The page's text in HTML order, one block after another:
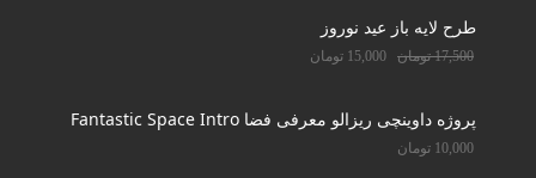
طرح لایه باز عید نوروز
17,500 تومان 15,000 تومان
پروژه داوینچی ریزالو معرفی فضا Fantastic Space Intro
10,000 تومان